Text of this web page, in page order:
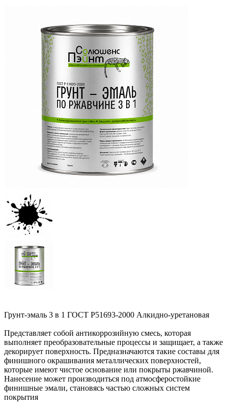
Грунт-эмаль 3 в 1 ГОСТ Р51693-2000 Алкидно-уретановая
Представляет собой антикоррозийную смесь, которая
выполняет преобразовательные процессы и защищает, а также
декорирует поверхность. Предназначаются такие составы для
финишного окрашивания металлических поверхностей,
которые имеют чистое основание или покрыты ржавчиной.
Нанесение может производиться под атмосферостойкие
финишные эмали, становясь частью сложных систем
покрытия